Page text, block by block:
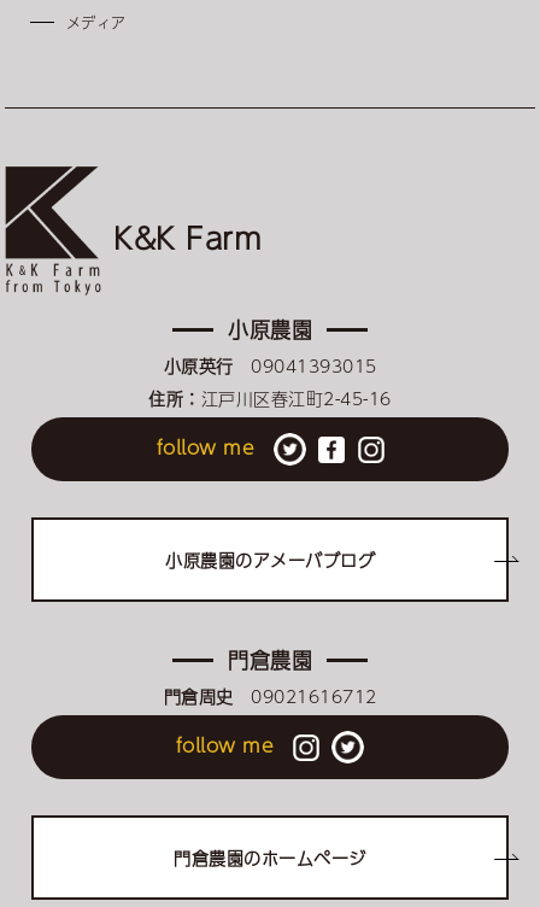
メディア
K&K Farm
小原農園
小原英行
09041393015
住所： 江戸川区春江町2-45-16
follow me
小原農園のアメーバブログ
門倉農園
門倉周史 09021616712
follow me
門倉農園のホームページ